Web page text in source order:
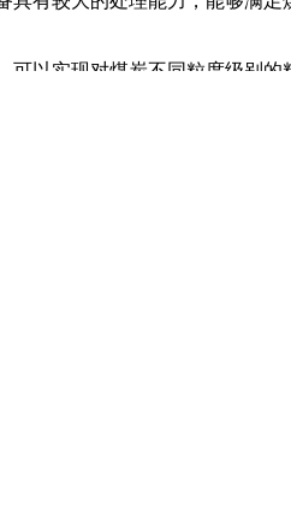
可以实现对煤炭不同粒度级别